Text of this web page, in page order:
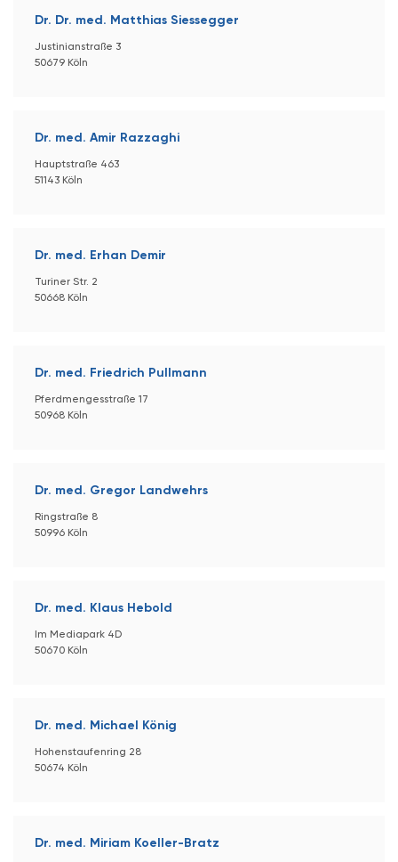
Dr. Dr. med. Matthias Siessegger
Justinianstraße 3
50679 Köln
Dr. med. Amir Razzaghi
Hauptstraße 463
51143 Köln
Dr. med. Erhan Demir
Turiner Str. 2
50668 Köln
Dr. med. Friedrich Pullmann
Pferdmengesstraße 17
50968 Köln
Dr. med. Gregor Landwehrs
Ringstraße 8
50996 Köln
Dr. med. Klaus Hebold
Im Mediapark 4D
50670 Köln
Dr. med. Michael König
Hohenstaufenring 28
50674 Köln
Dr. med. Miriam Koeller-Bratz